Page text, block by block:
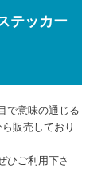
テッカー
で意味の通じる
販売しており
ひご利用下さ